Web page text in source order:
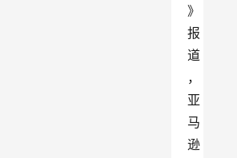
》
报
道
，
亚
马
逊